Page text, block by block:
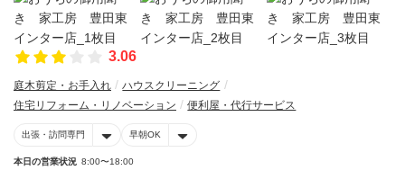
3.06
庭木剪定・お手入れ
ハウスクリーニング
住宅リフォーム・リノベーション
便利屋・代行サービス
出張・訪問専門 早朝OK
本日の営業状況 8:00〜18:00